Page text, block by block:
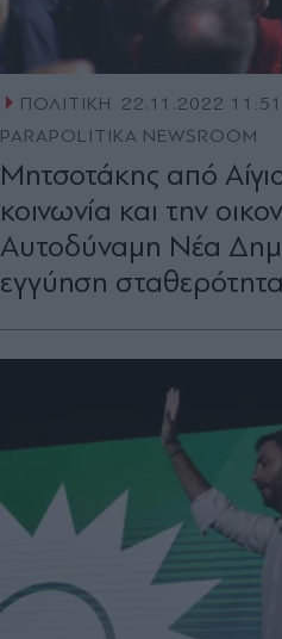
ΠΟΛΙΤΙΚΗ
22.11.2022 11:51
PARAPOLITIKA NEWSROOM
Μητσοτάκης από
κοινωνία και την
Αυτοδύναμη Νέα
εγγύηση